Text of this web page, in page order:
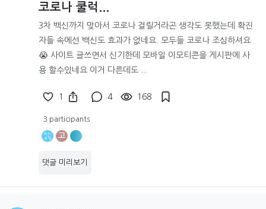
코로나 쿨럭...
3차 백신까지 맞아서 코로나 걸릴거라곤 생각도 못했는데 확진
자들 속에선 백신도 효과가 없네요. 모두들 코로나 조심하셔요
😭 사이트 글쓰면서 신기한데 모바일 이모티콘을 게시판에 사
용 할수있네요 이거 다른데도 ...
1 4 168
3 participants
고
댓글 미리보기